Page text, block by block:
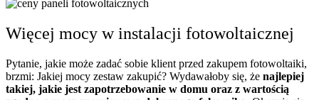
Więcej mocy w instalacji fotowoltaicznej
Pytanie, jakie może zadać sobie klient przed zakupem fotowoltaiki,
brzmi: Jakiej mocy zestaw zakupić? Wydawałoby się, że najlepiej
takiej, jakie jest zapotrzebowanie w domu oraz z wartością